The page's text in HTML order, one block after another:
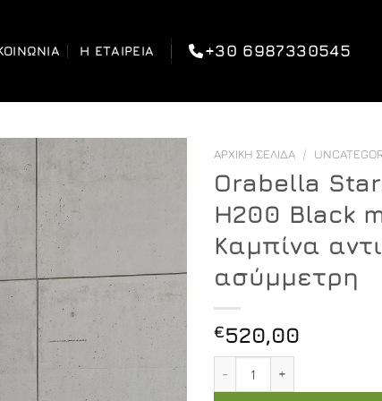
Η ΕΤΑΙΡΕΊΑ +30 6987330545
ΑΡΧΙΚΉ ΣΕΛΊΔΑ /
Orabella
H200 Black
Καμπίνα
ασύμμετρη
€520,00